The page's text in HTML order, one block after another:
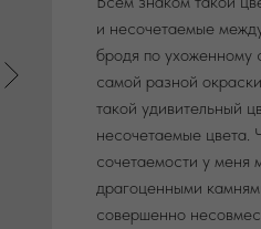
и несочетаемые
бродя по ухоженному
самой разной
такой удивительный
несочетаемые цвета.
сочетаемости у меня
драгоценными
совершенно